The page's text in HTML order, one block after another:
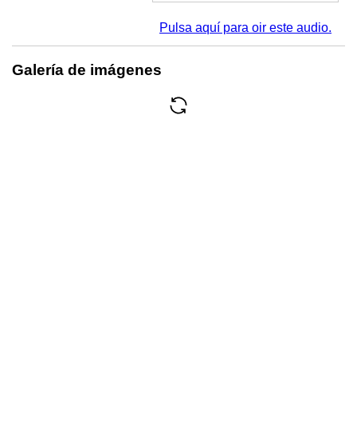
Pulsa aquí para oir este audio.
Galería de imágenes